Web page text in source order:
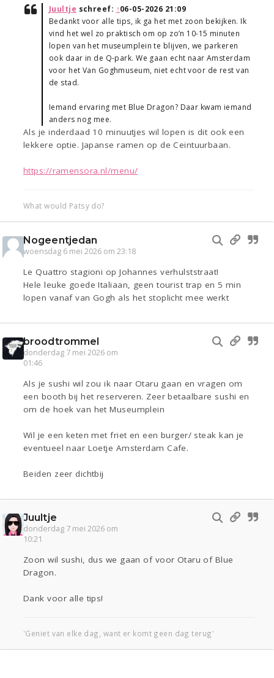
Juultje schreef: ↑06-05-2026 21:09
Bedankt voor alle tips, ik ga het met zoon bekijken. Ik
vind het wel zo praktisch om op zo’n 10-15 minuten
lopen van het museumplein te blijven, we parkeren
ook daar in de Q-park. We gaan echt naar Amsterdam
voor het Van Goghmuseum, niet echt voor de rest van
de stad.
Iemand ervaring met Blue Dragon? Daar kwam iemand
anders nog mee.
Als je inderdaad 10 minuutjes wil lopen is dit ook een
lekkere optie. Japanse ramen op de Ceintuurbaan.
https://ramensora.nl/menu/
What would Patsy do?
Nogeentjedan
woensdag 6 mei 2026 om 23:18
Le Quattro stagioni op Johannes verhulststraat!
Hele leuke goede Italiaan, geen tourist trap en 5 min
lopen vanaf van Gogh als het stoplicht mee werkt
broodtrommel
donderdag 7 mei 2026 om
01:46
Als je sushi wil zou ik naar Otaru gaan en vragen om
een booth bij het reserveren. Zeer betaalbare sushi en
om de hoek van het Museumplein
Wil je een keten met friet en een burger/ steak kan je
eventueel naar Loetje Amsterdam Cafe.
Beiden zeer dichtbij
Juultje
donderdag 7 mei 2026 om
10:21
Zoon wil sushi, dus we gaan of voor Otaru of Blue
Dragon.
Dank voor alle tips!
'Geniet van elke dag, want er komt geen dag terug'